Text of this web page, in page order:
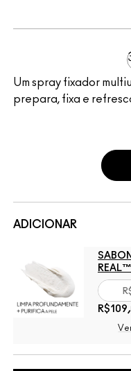
Um spray fixador
prepara, fixa e
ADICIONAR
REAL™